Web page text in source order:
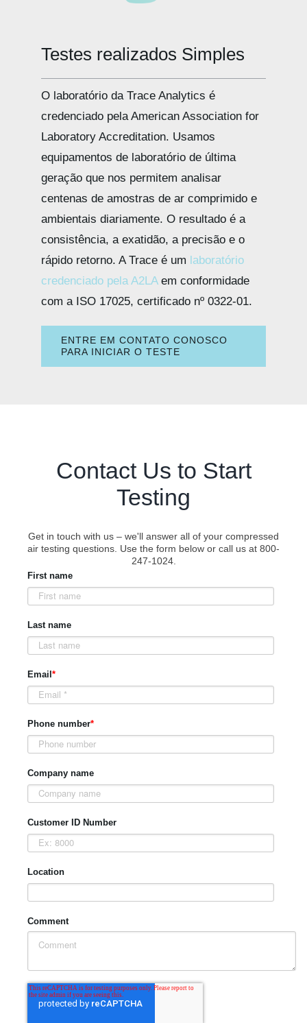
Testes realizados
O laboratório da Trace Analytics é
credenciado pela American Association for
Laboratory Accreditation. Usamos
equipamentos de laboratório de última
geração que nos permitem analisar
centenas de amostras de ar comprimido e
ambientais diariamente. O resultado é a
consistência, a exatidão, a precisão e o
rápido retorno. A Trace é um laboratório
credenciado pela A2LAem conformidade
com a ISO 17025, certificado nº 0322-01.
ENTRE EM CONTATO CONOSCO
PARA INICIAR O TESTE
Contact Us to Start
Testing
Get in touch with us – we'll answer all of your compressed
air testing questions. Use the form below or call us at 800-
247-1024.
First name
Last name
Email*
Phone number*
Company name
Customer ID Number
Location
Comment